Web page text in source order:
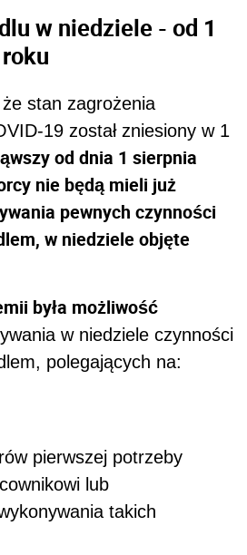
w niedziele - od 1
stan zagrożenia
19 został zniesiony w 1
od dnia 1 sierpnia
nie będą mieli już
pewnych czynności
w niedziele objęte
była możliwość
w niedziele czynności
polegających na:
pierwszej potrzeby
lub
takich